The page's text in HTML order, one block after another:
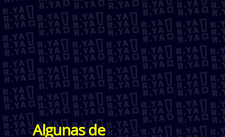
Algunas de